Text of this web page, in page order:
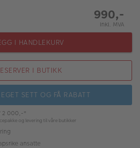
990,-
Inkl. MVA
I HANDLEKURV
I BUTIKK
SETT OG FÅ RABATT
2 000,-*
og levering til våre butikker
ansatte